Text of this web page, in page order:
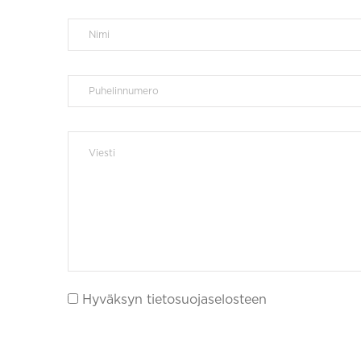
Hyväksyn tietosuojaselosteen